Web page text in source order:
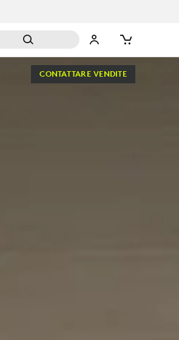
CONTATTARE VENDITE